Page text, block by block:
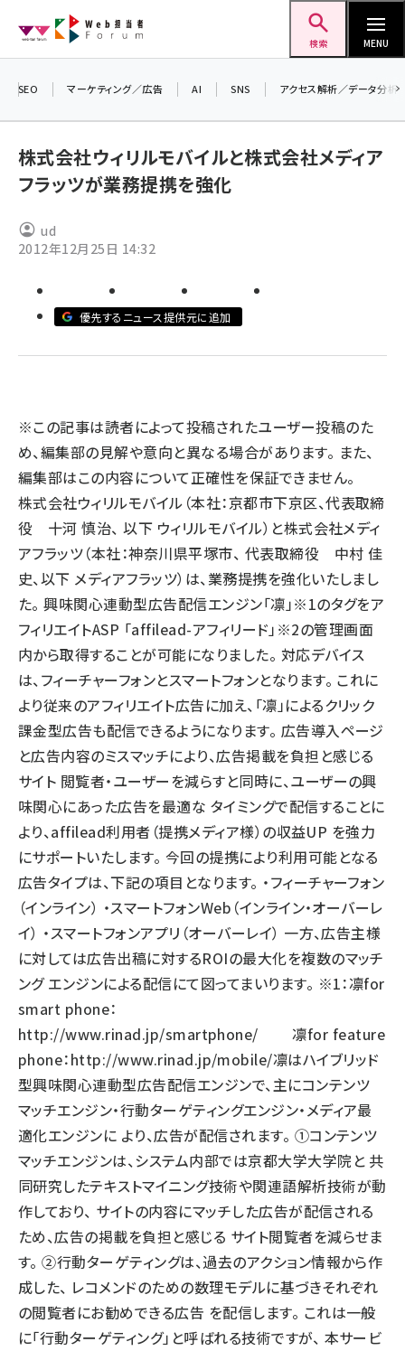
ン
検索 MENU
note (2322)
llmo (1167)
SEO マーケティング／広告 AI SNS アクセス解析／データ分析
株式会社ウィリルモバイルと株式会社メディア
フラッツが業務提携を強化
ud
2012年12月25日 14:32
優先するニュース提供元に追加
※この記事は読者によって投稿されたユーザー投稿のた
め、編集部の見解や意向と異なる場合があります。 また、
編集部はこの内容について正確性を保証できません。
株式会社ウィリルモバイル（本社：京都市下京区、代表取締
役 十河 慎治、 以下 ウィリルモバイル）と株式会社メディ
アフラッツ（本社：神奈川県平塚市、 代表取締役 中村 佳
史、以下 メディアフラッツ）は、業務提携を強化いたしまし
た。 興味関心連動型広告配信エンジン「凛」※1のタグをア
フィリエイトASP 「affilead-アフィリード」※2の管理画面
内から取得することが可能になりました。 対応デバイス
は、フィーチャーフォンとスマートフォンとなります。 これに
より従来のアフィリエイト広告に加え、「凛」によるクリック
課金型広告も配信できるようになります。 広告導入ページ
と広告内容のミスマッチにより、広告掲載を負担と感じる
サイト 閲覧者・ユーザーを減らすと同時に、ユーザーの興
味関心にあった広告を最適な タイミングで配信することに
より、affilead利用者（提携メディア様）の収益UP を強力
にサポートいたします。 今回の提携により利用可能となる
広告タイプは、下記の項目となります。 ・フィーチャーフォン
（インライン） ・スマートフォンWeb（インライン・オーバーレ
イ） ・スマートフォンアプリ（オーバーレイ） 一方、広告主様
に対しては広告出稿に対するROIの最大化を複数のマッチ
ング エンジンによる配信にて図ってまいります。 ※1：凛for
smart phone：
http://www.rinad.jp/smartphone/ 凛for feature
phone：http://www.rinad.jp/mobile/凛はハイブリッド
型興味関心連動型広告配信エンジンで、主にコンテンツ
マッチエンジン・行動ターゲティングエンジン・メディア最
適化エンジンに より、広告が配信されます。 ①コンテンツ
マッチエンジンは、システム内部では京都大学大学院と 共
同研究したテキストマイニング技術や関連語解析技術が動
作しており、 サイトの内容にマッチした広告が配信される
ため、広告の掲載を負担と感じる サイト閲覧者を減らせま
す。 ②行動ターゲティングは、過去のアクション情報から作
成した、 レコメンドのための数理モデルに基づきそれぞれ
の閲覧者にお勧めできる広告 を配信します。 これは一般
に「行動ターゲティング」と呼ばれる技術ですが、 本サービ
生成
るセ